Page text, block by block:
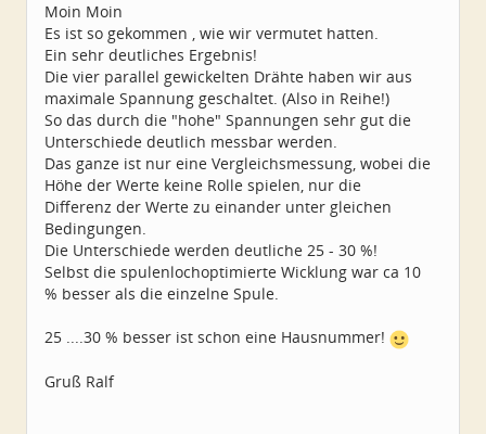
Moin Moin
Es ist so gekommen , wie wir vermutet hatten.
Ein sehr deutliches Ergebnis!
Die vier parallel gewickelten Drähte haben wir aus
maximale Spannung geschaltet. (Also in Reihe!)
So das durch die "hohe" Spannungen sehr gut die
Unterschiede deutlich messbar werden.
Das ganze ist nur eine Vergleichsmessung, wobei die
Höhe der Werte keine Rolle spielen, nur die
Differenz der Werte zu einander unter gleichen
Bedingungen.
Die Unterschiede werden deutliche 25 - 30 %!
Selbst die spulenlochoptimierte Wicklung war ca 10
% besser als die einzelne Spule.
25 ....30 % besser ist schon eine Hausnummer!
Gruß Ralf